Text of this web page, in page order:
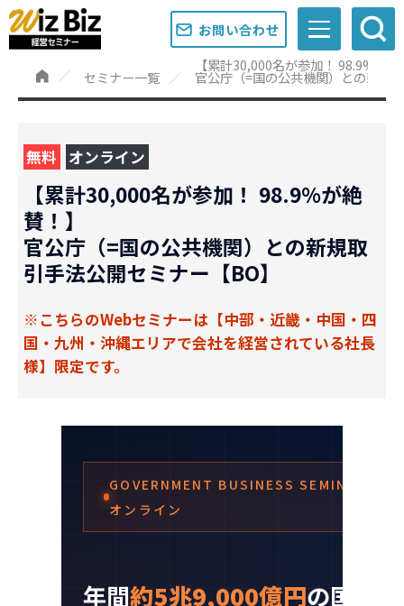
お問い合わせ
セミナー一覧
【累計30,000名が参加！ 98.9%が
官公庁（=国の公共機関）との新規
無料 オンライン
【累計30,000名が参加！ 98.9%が絶
賛！】
官公庁（=国の公共機関）との新規取
引手法公開セミナー【BO】
※こちらのWebセミナーは【中部・近畿・中国・四
国・九州・沖縄エリアで会社を経営されている社長
様】限定です。
GOVERNMENT BUSINESS SEMINAR ／
オンライン
年間約5兆9,000億円の国家